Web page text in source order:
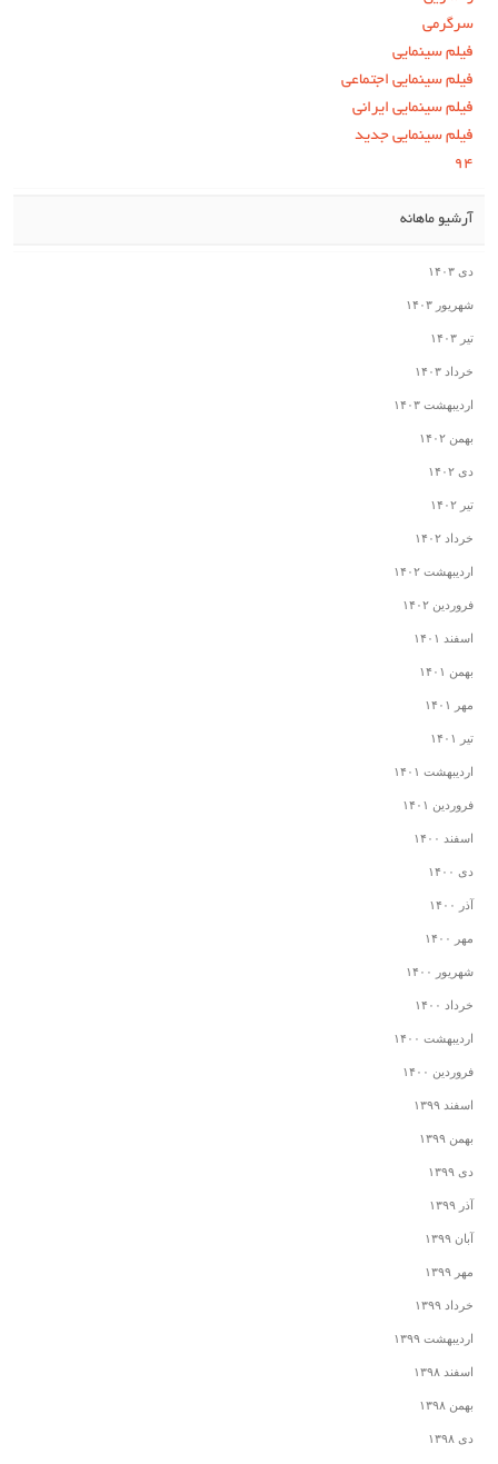
سرگرمی
فیلم سینمایی
فیلم سینمایی اجتماعی
فیلم سینمایی ایرانی
فیلم سینمایی جدید
۹۴
آرشیو ماهانه
دی ۱۴۰۳
شهریور ۱۴۰۳
تیر ۱۴۰۳
خرداد ۱۴۰۳
اردیبهشت ۱۴۰۳
بهمن ۱۴۰۲
دی ۱۴۰۲
تیر ۱۴۰۲
خرداد ۱۴۰۲
اردیبهشت ۱۴۰۲
فروردین ۱۴۰۲
اسفند ۱۴۰۱
بهمن ۱۴۰۱
مهر ۱۴۰۱
تیر ۱۴۰۱
اردیبهشت ۱۴۰۱
فروردین ۱۴۰۱
اسفند ۱۴۰۰
دی ۱۴۰۰
آذر ۱۴۰۰
مهر ۱۴۰۰
شهریور ۱۴۰۰
خرداد ۱۴۰۰
اردیبهشت ۱۴۰۰
فروردین ۱۴۰۰
اسفند ۱۳۹۹
بهمن ۱۳۹۹
دی ۱۳۹۹
آذر ۱۳۹۹
آبان ۱۳۹۹
مهر ۱۳۹۹
خرداد ۱۳۹۹
اردیبهشت ۱۳۹۹
اسفند ۱۳۹۸
بهمن ۱۳۹۸
دی ۱۳۹۸